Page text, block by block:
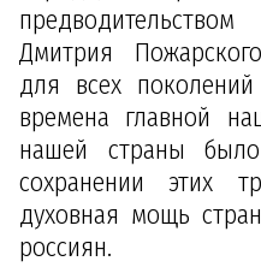
Дмитрия
для всех
времена главной
нашей страны
сохранении этих
духовная мощь
россиян.